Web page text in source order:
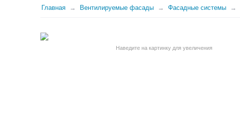
Главная Вентилируемые фасады Фасадные системы
Наведите на картинку для увеличения